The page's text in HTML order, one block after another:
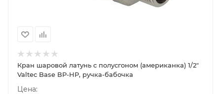
Кран шаровой латунь с полусгоном (американка) 1/2"
Valtec Base ВР-НР, ручка-бабочка
Цена: